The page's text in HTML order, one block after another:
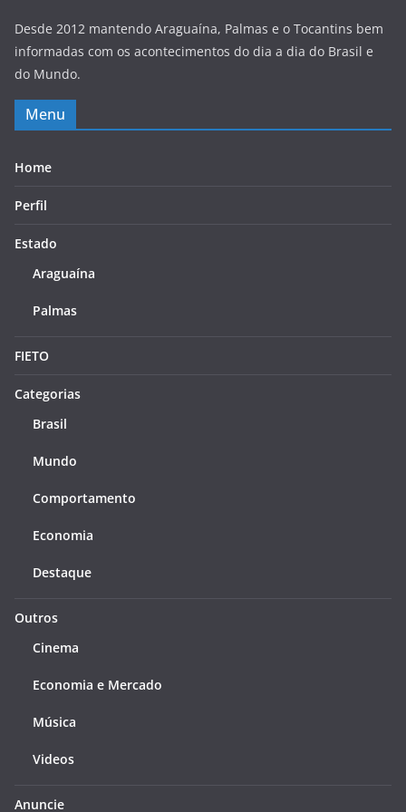
Desde 2012 mantendo Araguaína, Palmas e o Tocantins bem
informadas com os acontecimentos do dia a dia do Brasil e
do Mundo.
Menu
Home
Perfil
Estado
Araguaína
Palmas
FIETO
Categorias
Brasil
Mundo
Comportamento
Economia
Destaque
Outros
Cinema
Economia e Mercado
Música
Videos
Anuncie